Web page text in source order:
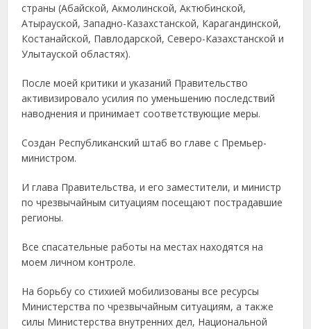
страны (Абайской, Акмолинской, Актюбинской,
Атырауской, Западно-Казахстанской, Карагандинской,
Костанайской, Павлодарской, Северо-Казахстанской и
Улытауской областях).
После моей критики и указаний Правительство
активизировало усилия по уменьшению последствий
наводнения и принимает соответствующие меры.
Создан Республиканский штаб во главе с Премьер-
министром.
И глава Правительства, и его заместители, и министр
по чрезвычайным ситуациям посещают пострадавшие
регионы.
Все спасательные работы на местах находятся на
моем личном контроле.
На борьбу со стихией мобилизованы все ресурсы
Министерства по чрезвычайным ситуациям, а также
силы Министерства внутренних дел, Национальной